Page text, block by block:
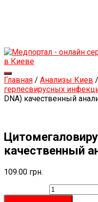
Переключить
навигацию
Главная / Анализы Киев /
герпесвирусных
DNA) качественный
качественный
109.00 грн.